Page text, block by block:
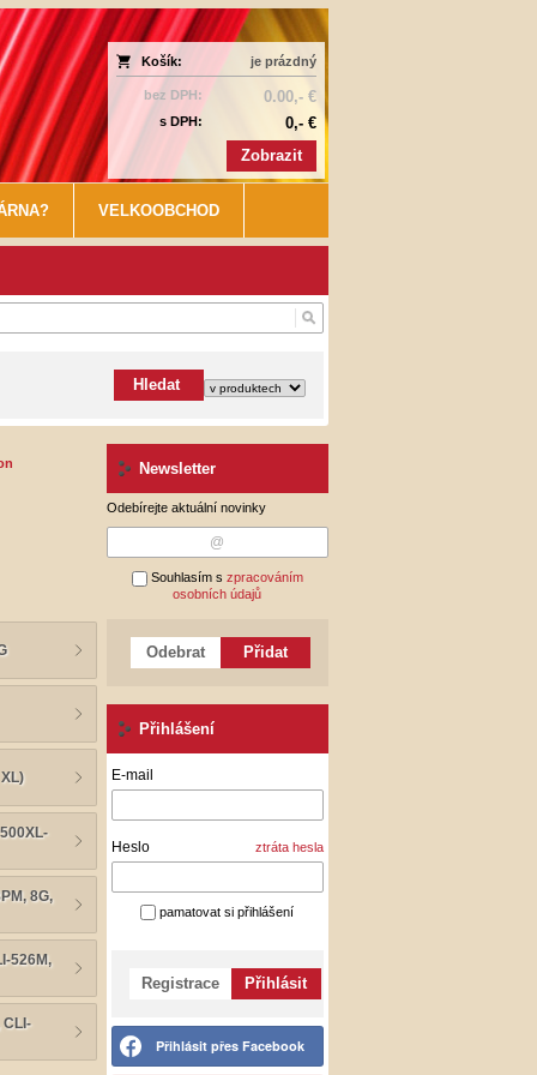
Košík: je prázdný
bez DPH: 0.00,- €
s DPH:
0,- €
Zobrazit
VELKOOBCHOD
Hledat
Newsletter
Odebírejte aktuální novinky
Souhlasím s zpracováním
osobních údajů
Odebrat Přidat
Přihlášení
E-mail
Heslo ztráta hesla
pamatovat si přihlášení
Registrace Přihlásit
Přihlásit přes Facebook
8G,
526M,
CLI-